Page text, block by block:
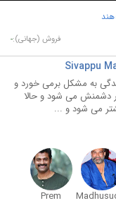
هند
فروش (جهانی):-
به مشکل برمی خورد و
دشمنش می شود و حالا
می شود و ...
Prem